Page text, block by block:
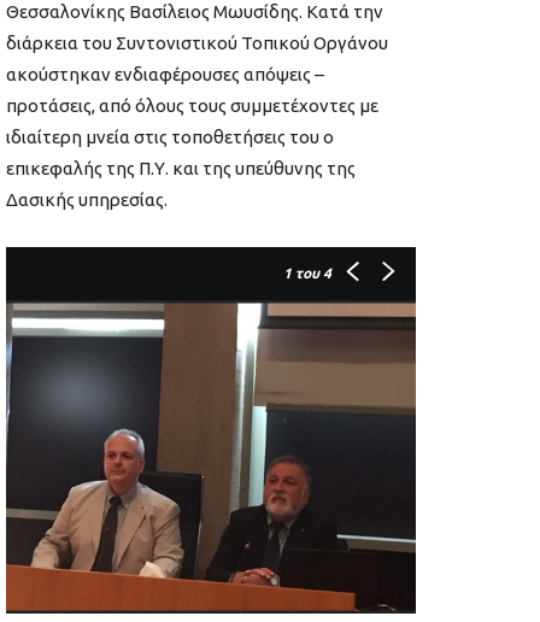
Θεσσαλονίκης Βασίλειος Μωυσίδης. Κατά την
διάρκεια του Συντονιστικού Τοπικού Οργάνου
ακούστηκαν ενδιαφέρουσες απόψεις –
προτάσεις, από όλους τους συμμετέχοντες με
ιδιαίτερη μνεία στις τοποθετήσεις του ο
επικεφαλής της Π.Υ. και της υπεύθυνης της
Δασικής υπηρεσίας.
1 του 4